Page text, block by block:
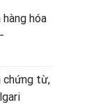
hóa
chứng từ,